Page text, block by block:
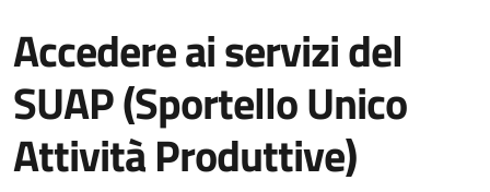
Accedere ai servizi del
SUAP (Sportello Unico
Attività Produttive)